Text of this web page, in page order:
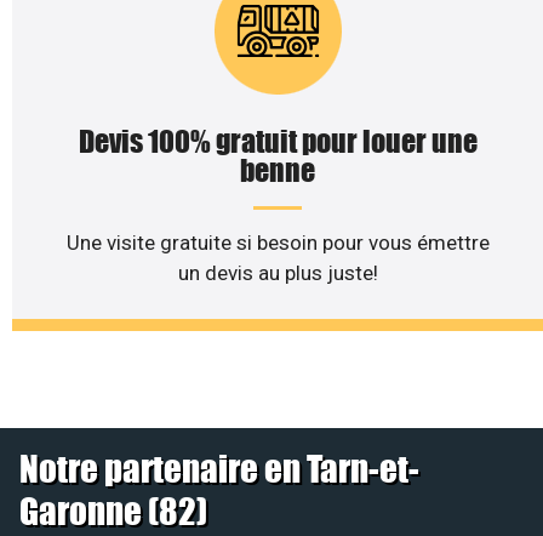
Devis 100% gratuit pour louer une
benne
Une visite gratuite si besoin pour vous émettre
un devis au plus juste!
Notre partenaire en Tarn-et-
Garonne (82)